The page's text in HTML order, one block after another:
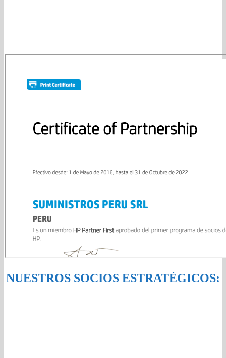
NUESTROS SOCIOS ESTRATÉGICOS: